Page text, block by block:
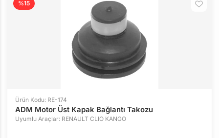
%15
Ürün Kodu: RE-174
ADM Motor Üst Kapak Bağlantı Takozu
Uyumlu Araçlar: RENAULT CLIO KANGO